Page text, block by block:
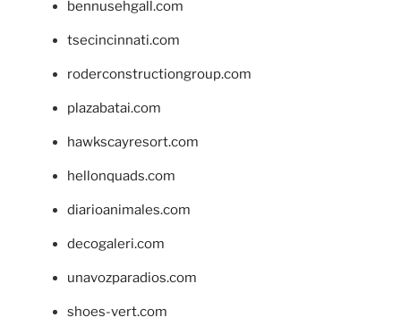
bennusehgall.com
tsecincinnati.com
roderconstructiongroup.com
plazabatai.com
hawkscayresort.com
hellonquads.com
diarioanimales.com
decogaleri.com
unavozparadios.com
shoes-vert.com